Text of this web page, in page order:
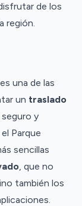
de los
región.
una de las
un traslado
seguro y
Parque
sencillas
, que no
también los